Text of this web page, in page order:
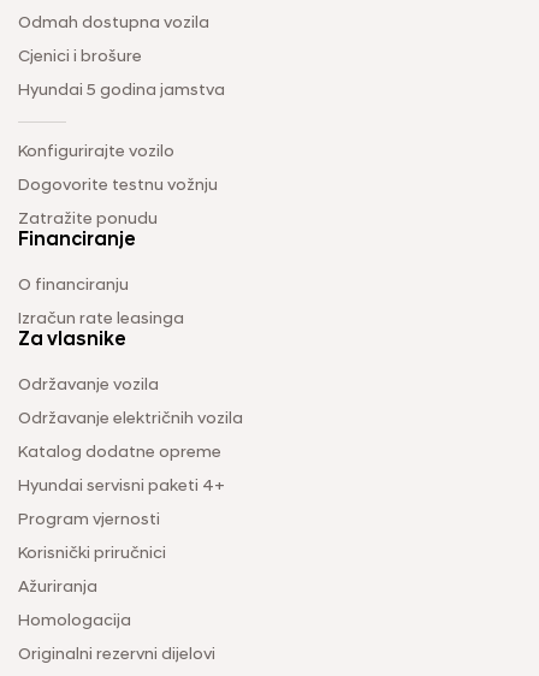
Odmah dostupna vozila
Cjenici i brošure
Hyundai 5 godina jamstva
Konfigurirajte vozilo
Dogovorite testnu vožnju
Zatražite ponudu
Financiranje
O financiranju
Izračun rate leasinga
Za vlasnike
Održavanje vozila
Održavanje električnih vozila
Katalog dodatne opreme
Hyundai servisni paketi 4+
Program vjernosti
Korisnički priručnici
Ažuriranja
Homologacija
Originalni rezervni dijelovi